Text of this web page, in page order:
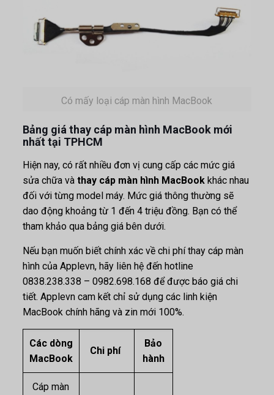
Có mấy loại cáp màn hình MacBook
Bảng giá thay cáp màn hình MacBook mới
nhất tại TPHCM
Hiện nay, có rất nhiều đơn vị cung cấp các mức giá
sửa chữa và thay cáp màn hình MacBookkhác nhau
đối với từng model máy. Mức giá thông thường sẽ
dao động khoảng từ 1 đến 4 triệu đồng. Bạn có thể
tham khảo qua bảng giá bên dưới.
Nếu bạn muốn biết chính xác về chi phí thay cáp màn
hình của Applevn, hãy liên hệ đến hotline
0838.238.338 – 0982.698.168 để được báo giá chi
tiết. Applevn cam kết chỉ sử dụng các linh kiện
MacBook chính hãng và zin mới 100%.
Các dòng
MacBook
Chi phí
Bảo
hành
Cáp màn